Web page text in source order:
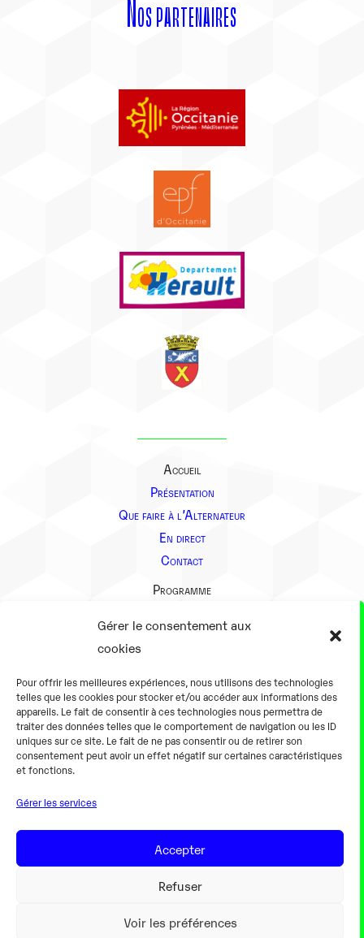
Gérer le consentement aux
cookies
Pour offrir les meilleures expériences, nous utilisons des technologies
telles que les cookies pour stocker et/ou accéder aux informations des
appareils. Le fait de consentir à ces technologies nous permettra de
traiter des données telles que le comportement de navigation ou les ID
uniques sur ce site. Le fait de ne pas consentir ou de retirer son
consentement peut avoir un effet négatif sur certaines caractéristiques
et fonctions.
Gérer les services
Accepter
Refuser
Voir les préférences
Nos partenaires
Accueil
Présentation
Que faire à l’Alternateur
En direct
Contact
Programme
Présentation
En pratique
Tarifs et horaires
Salles
Équipements numériques
Gaming
Mentions légales